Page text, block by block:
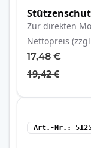
Zur direkten
Nettopreis
17,48 €
19,42 €
Art.-Nr.